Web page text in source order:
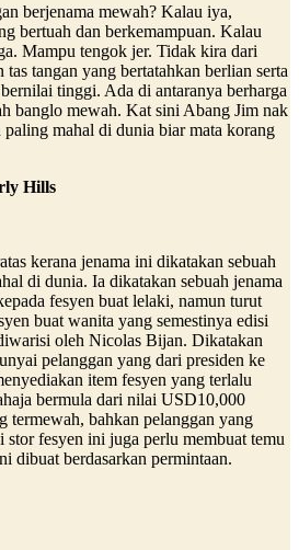
berjenama mewah? Kalau iya,
bertuah dan berkemampuan. Kalau
Mampu tengok jer. Tidak kira dari
tangan yang bertatahkan berlian serta
tinggi. Ada di antaranya berharga
banglo mewah. Kat sini Abang Jim nak
paling mahal di dunia biar mata korang
Hills
kerana jenama ini dikatakan sebuah
di dunia. Ia dikatakan sebuah jenama
fesyen buat lelaki, namun turut
buat wanita yang semestinya edisi
oleh Nicolas Bijan. Dikatakan
pelanggan yang dari presiden ke
item fesyen yang terlalu
bermula dari nilai USD10,000
bahkan pelanggan yang
stor fesyen ini juga perlu membuat temu
dibuat berdasarkan permintaan.